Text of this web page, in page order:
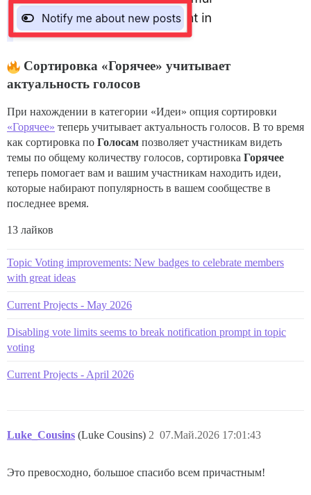
Сортировка «Горячее» учитывает
актуальность голосов
При нахождении в категории «Идеи» опция сортировки
«Горячее» теперь учитывает актуальность голосов. В то время
как сортировка по Голосам позволяет участникам видеть
темы по общему количеству голосов, сортировка Горячее
теперь помогает вам и вашим участникам находить идеи,
которые набирают популярность в вашем сообществе в
последнее время.
13 лайков
Topic Voting improvements: New badges to celebrate members
with great ideas
Current Projects - May 2026
Disabling vote limits seems to break notification prompt in topic
voting
Current Projects - April 2026
Luke_Cousins (Luke Cousins) 07.Май.2026 17:01:43
2
Это превосходно, большое спасибо всем причастным!